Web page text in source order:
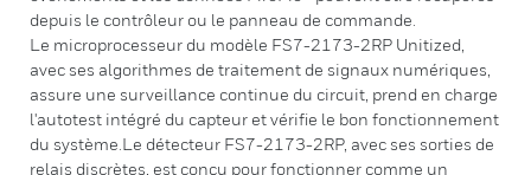
depuis le contrôleur ou le panneau de commande.
Le microprocesseur du modèle FS7-2173-2RP Unitized,
avec ses algorithmes de traitement de signaux numériques,
assure une surveillance continue du circuit, prend en charge
l'autotest intégré du capteur et vérifie le bon fonctionnement
du système.Le détecteur FS7-2173-2RP, avec ses sorties de
relais discrètes, est conçu pour fonctionner comme un